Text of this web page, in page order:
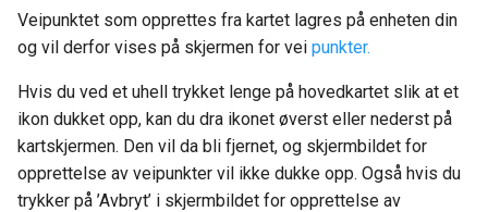
Veipunktet som opprettes fra kartet lagres på enheten din
og vil derfor vises på skjermen for vei punkter.
Hvis du ved et uhell trykket lenge på hovedkartet slik at et
ikon dukket opp, kan du dra ikonet øverst eller nederst på
kartskjermen. Den vil da bli fjernet, og skjermbildet for
opprettelse av veipunkter vil ikke dukke opp. Også hvis du
trykker på ’Avbryt’ i skjermbildet for opprettelse av